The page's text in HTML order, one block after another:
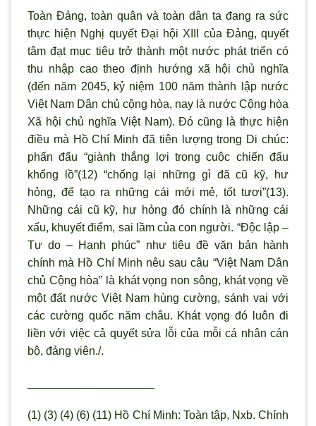
Toàn Đảng, toàn quân và toàn dân ta đang ra sức
thực hiện Nghị quyết Đại hội XIII của Đảng, quyết
tâm đạt mục tiêu trở thành một nước phát triển có
thu nhập cao theo định hướng xã hội chủ nghĩa
(đến năm 2045, kỷ niệm 100 năm thành lập nước
Việt Nam Dân chủ cộng hòa, nay là nước Cộng hòa
Xã hội chủ nghĩa Việt Nam). Đó cũng là thực hiện
điều mà Hồ Chí Minh đã tiên lượng trong Di chúc:
phấn đấu “giành thắng lợi trong cuộc chiến đấu
khổng lồ”(12) “chống lại những gì đã cũ kỹ, hư
hỏng, để tạo ra những cái mới mẻ, tốt tươi”(13).
Những cái cũ kỹ, hư hỏng đó chính là những cái
xấu, khuyết điểm, sai lầm của con người. “Độc lập –
Tự do – Hạnh phúc” như tiêu đề văn bản hành
chính mà Hồ Chí Minh nêu sau câu “Việt Nam Dân
chủ Cộng hòa” là khát vọng non sông, khát vọng về
một đất nước Việt Nam hùng cường, sánh vai với
các cường quốc năm châu. Khát vọng đó luôn đi
liền với việc cả quyết sửa lỗi của mỗi cá nhân cán
bộ, đảng viên./.
(1) (3) (4) (6) (11) Hồ Chí Minh: Toàn tập, Nxb. Chính